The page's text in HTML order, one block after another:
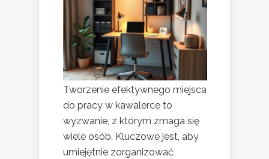
Tworzenie efektywnego miejsca
do pracy w kawalerce to
wyzwanie, z którym zmaga się
wiele osób. Kluczowe jest, aby
umiejętnie zorganizować